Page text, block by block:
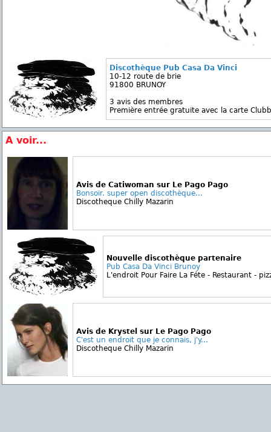
Discothèque Pub Casa Da Vinci
10-12 route de brie
91800 BRUNOY
3 avis des membres
Première entrée gratuite avec la carte
A voir...
Avis de Catiwoman sur Le Pago Pago
Bonsoir. super open discothèque...
Discotheque Chilly Mazarin
Nouvelle discothèque partenaire
Pub Casa Da Vinci Brunoy
L'endroit Pour Faire La Féte - Restaurant -
Avis de Krystel sur Le Pago Pago
C'est un endroit que je connais, j'y...
Discotheque Chilly Mazarin